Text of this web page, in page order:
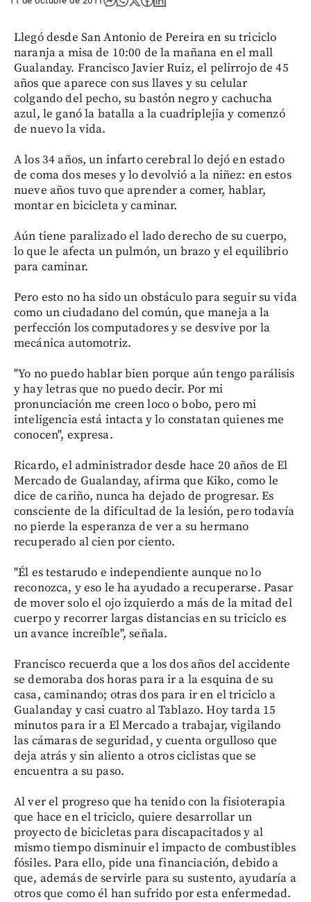
Llegó desde San Antonio de Pereira en su triciclo
naranja a misa de 10:00 de la mañana en el mall
Gualanday. Francisco Javier Ruiz, el pelirrojo de 45
años que aparece con sus llaves y su celular
colgando del pecho, su bastón negro y cachucha
azul, le ganó la batalla a la cuadriplejia y comenzó
de nuevo la vida.
A los 34 años, un infarto cerebral lo dejó en estado
de coma dos meses y lo devolvió a la niñez: en estos
nueve años tuvo que aprender a comer, hablar,
montar en bicicleta y caminar.
Aún tiene paralizado el lado derecho de su cuerpo,
lo que le afecta un pulmón, un brazo y el equilibrio
para caminar.
Pero esto no ha sido un obstáculo para seguir su vida
como un ciudadano del común, que maneja a la
perfección los computadores y se desvive por la
mecánica automotriz.
"Yo no puedo hablar bien porque aún tengo parálisis
y hay letras que no puedo decir. Por mi
pronunciación me creen loco o bobo, pero mi
inteligencia está intacta y lo constatan quienes me
conocen", expresa.
Ricardo, el administrador desde hace 20 años de El
Mercado de Gualanday, afirma que Kiko, como le
dice de cariño, nunca ha dejado de progresar. Es
consciente de la dificultad de la lesión, pero todavía
no pierde la esperanza de ver a su hermano
recuperado al cien por ciento.
"Él es testarudo e independiente aunque no lo
reconozca, y eso le ha ayudado a recuperarse. Pasar
de mover solo el ojo izquierdo a más de la mitad del
cuerpo y recorrer largas distancias en su triciclo es
un avance increíble", señala.
Francisco recuerda que a los dos años del accidente
se demoraba dos horas para ir a la esquina de su
casa, caminando; otras dos para ir en el triciclo a
Gualanday y casi cuatro al Tablazo. Hoy tarda 15
minutos para ir a El Mercado a trabajar, vigilando
las cámaras de seguridad, y cuenta orgulloso que
deja atrás y sin aliento a otros ciclistas que se
encuentra a su paso.
Al ver el progreso que ha tenido con la fisioterapia
que hace en el triciclo, quiere desarrollar un
proyecto de bicicletas para discapacitados y al
mismo tiempo disminuir el impacto de combustibles
fósiles. Para ello, pide una financiación, debido a
que, además de servirle para su sustento, ayudaría a
otros que como él han sufrido por esta enfermedad.